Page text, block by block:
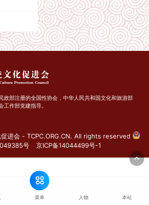
政部注册的全国性协会，中华人民共和国文化和旅游部
工作部党建指导。
进会 - TCPC.ORG.CN. All rights reserved
号
京ICP备14044499号-1
菜单 人物 本站